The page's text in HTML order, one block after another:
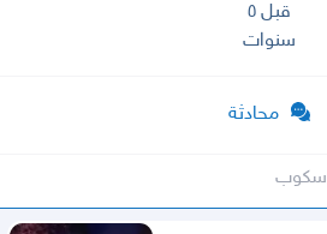
قبل ٥
سنوات
محادثة
سكوب